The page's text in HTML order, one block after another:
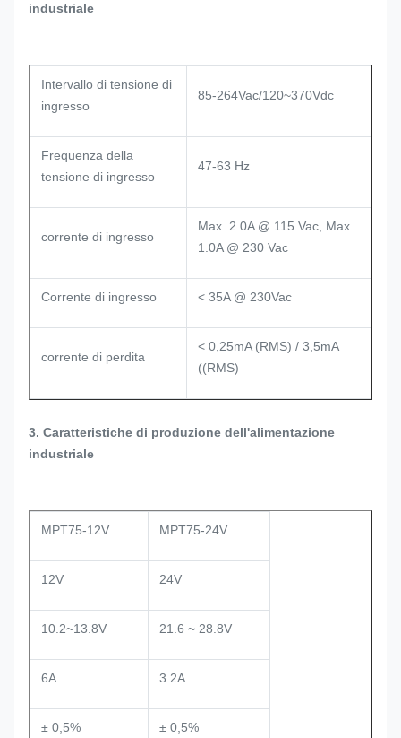
industriale
Intervallo di tensione di
ingresso
85-264Vac/120~370Vdc
Frequenza della
tensione di ingresso
47-63 Hz
corrente di ingresso
Max. 2.0A @ 115 Vac, Max.
1.0A @ 230 Vac
Corrente di ingresso < 35A @ 230Vac
corrente di perdita
< 0,25mA (RMS) / 3,5mA
((RMS)
3. Caratteristiche di produzione dell'alimentazione
industriale
MPT75-12V MPT75-24V
12V 24V
10.2~13.8V 21.6 ~ 28.8V
6A 3.2A
± 0,5% ± 0,5%